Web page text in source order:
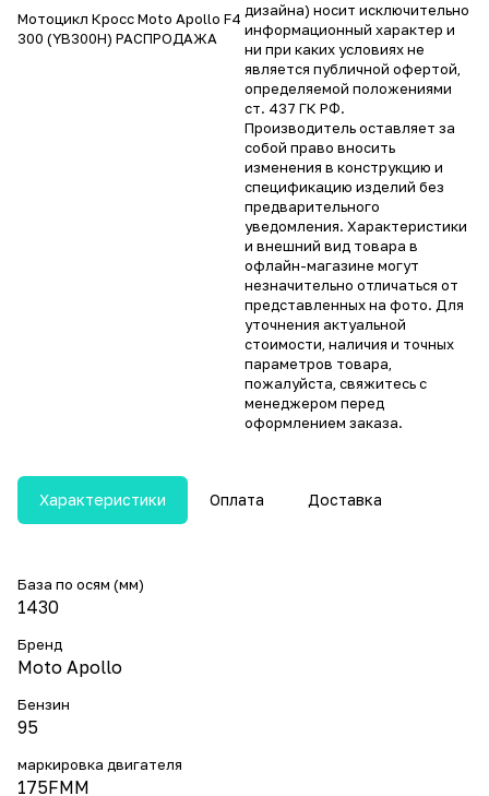
Мотоцикл Кросс Moto Apollo F4
300 (YB300H) РАСПРОДАЖА
дизайна) носит исключительно
информационный характер и
ни при каких условиях не
является публичной офертой,
определяемой положениями
ст. 437 ГК РФ.
Производитель оставляет за
собой право вносить
изменения в конструкцию и
спецификацию изделий без
предварительного
уведомления. Характеристики
и внешний вид товара в
офлайн-магазине могут
незначительно отличаться от
представленных на фото. Для
уточнения актуальной
стоимости, наличия и точных
параметров товара,
пожалуйста, свяжитесь с
менеджером перед
оформлением заказа.
Характеристики Оплата Доставка
База по осям (мм)
1430
Бренд
Moto Apollo
Бензин
95
маркировка двигателя
175FMM